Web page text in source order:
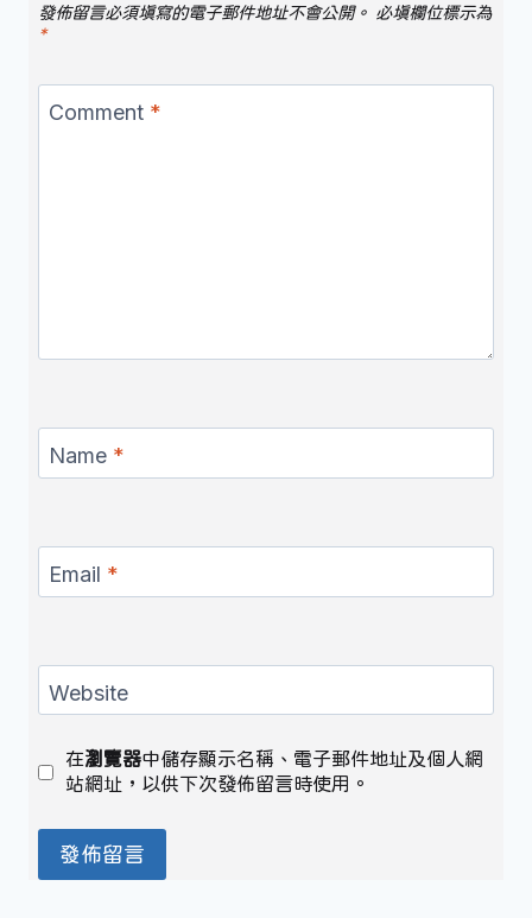
發佈留言必須填寫的電子郵件地址不會公開。 必填欄位標示為
*
Comment *
Name *
Email *
Website
在瀏覽器中儲存顯示名稱、電子郵件地址及個人網
站網址，以供下次發佈留言時使用。